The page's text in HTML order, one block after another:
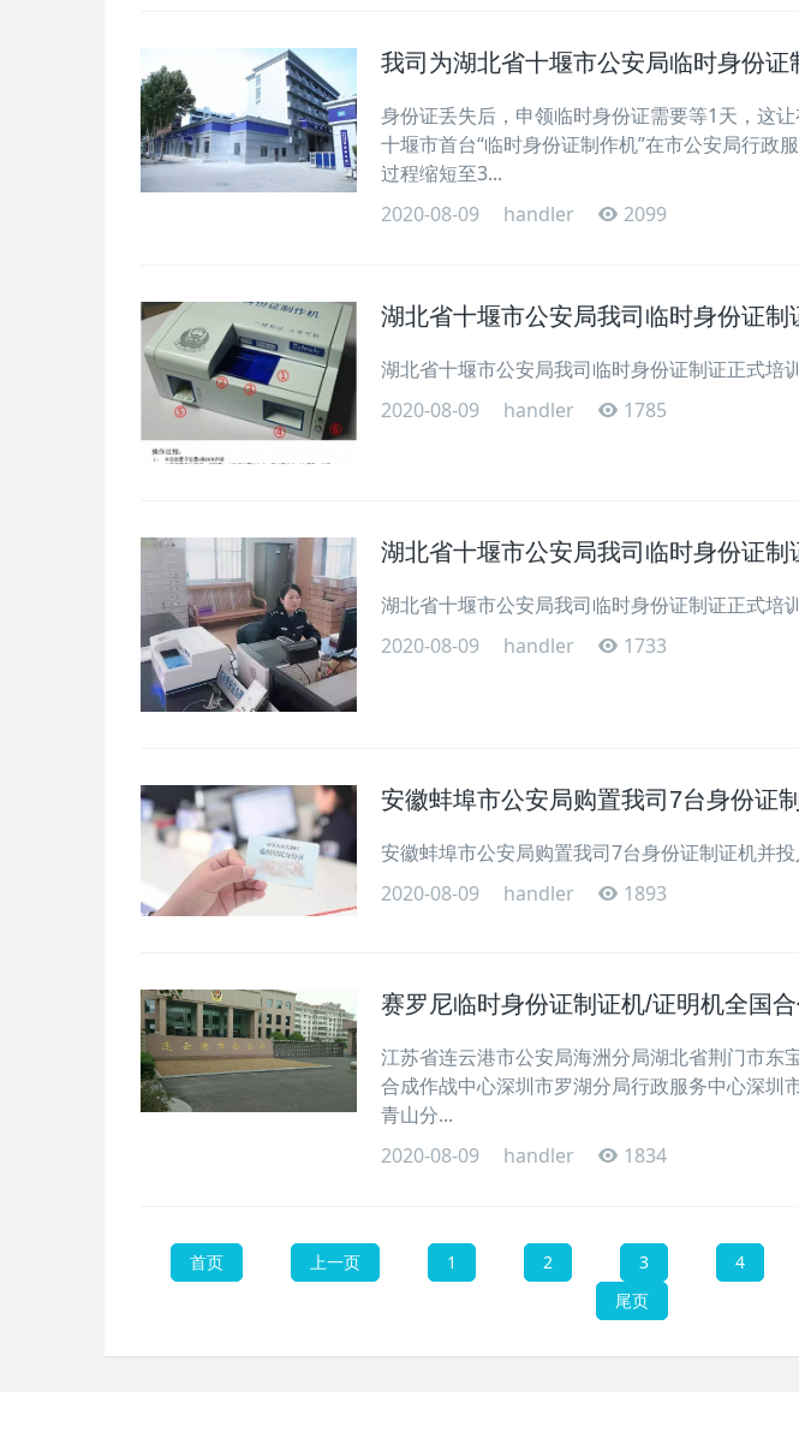
我司为湖北省十堰市公安局临时身份证
身份证丢失后，申领临时身份证需要等1天，这让
十堰市首台“临时身份证制作机”在市公安局行政
过程缩短至3...
2020-08-09
handler 2099
湖北省十堰市公安局我司临时身份证制
湖北省十堰市公安局我司临时身份证制证正式培
2020-08-09
handler 1785
湖北省十堰市公安局我司临时身份证制
湖北省十堰市公安局我司临时身份证制证正式培
2020-08-09
handler 1733
安徽蚌埠市公安局购置我司7台身份证
安徽蚌埠市公安局购置我司7台身份证制证机并投
2020-08-09
handler 1893
赛罗尼临时身份证制证机/证明机全国
江苏省连云港市公安局海洲分局湖北省荆门市东
合成作战中心深圳市罗湖分局行政服务中心深圳
青山分...
2020-08-09
handler 1834
首页 上一页 1 2 3 4
尾页